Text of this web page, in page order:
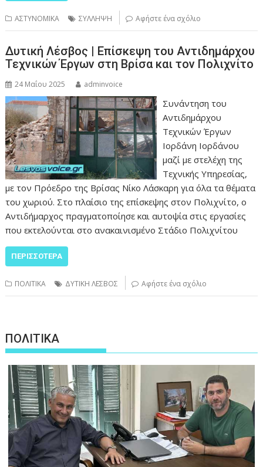
ΑΣΤΥΝΟΜΙΚΑ ΣΥΛΛΗΨΗ Αφήστε ένα σχόλιο
Δυτική Λέσβος | Επίσκεψη του Αντιδημάρχου
Τεχνικών Έργων στη Βρίσα και τον Πολιχνίτο
24 Μαΐου 2025 adminvoice
Συνάντηση του
Αντιδημάρχου
Τεχνικών Έργων
Ιορδάνη Ιορδάνου
μαζί με στελέχη της
Τεχνικής Υπηρεσίας,
με τον Πρόεδρο της Βρίσας Νίκο Λάσκαρη για όλα τα θέματα
του χωριού. Στο πλαίσιο της επίσκεψης στον Πολιχνίτο, ο
Αντιδήμαρχος πραγματοποίησε και αυτοψία στις εργασίες
που εκτελούνται στο ανακαινισμένο Στάδιο Πολιχνίτου
ΠΕΡΙΣΣΌΤΕΡΑ
ΠΟΛΙΤΙΚΑ ΔΥΤΙΚΗ ΛΕΣΒΟΣ Αφήστε ένα σχόλιο
ΠΟΛΙΤΙΚΑ